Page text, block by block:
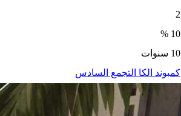
2
10 %
10 سنوات
كمبوند الكا التجمع السادس